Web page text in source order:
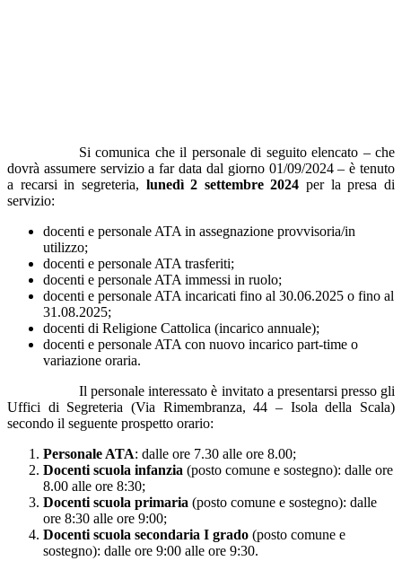
Si comunica che il personale di seguito elencato – che
dovrà assumere servizio a far data dal giorno 01/09/2024 – è tenuto
a recarsi in segreteria, lunedì 2 settembre 2024 per la presa di
servizio:
docenti e personale ATA in assegnazione provvisoria/in
utilizzo;
docenti e personale ATA trasferiti;
docenti e personale ATA immessi in ruolo;
docenti e personale ATA incaricati fino al 30.06.2025 o fino al
31.08.2025;
docenti di Religione Cattolica (incarico annuale);
docenti e personale ATA con nuovo incarico part-time o
variazione oraria.
Il personale interessato è invitato a presentarsi presso gli
Uffici di Segreteria (Via Rimembranza, 44 – Isola della Scala)
secondo il seguente prospetto orario:
Personale ATA: dalle ore 7.30 alle ore 8.00;
Docenti scuola infanzia (posto comune e sostegno): dalle ore
8.00 alle ore 8:30;
Docenti scuola primaria (posto comune e sostegno): dalle
ore 8:30 alle ore 9:00;
Docenti scuola secondaria I grado (posto comune e
sostegno): dalle ore 9:00 alle ore 9:30.